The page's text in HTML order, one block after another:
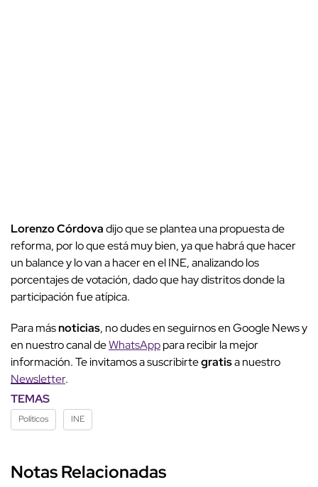
Lorenzo Córdovadijo que se plantea una propuesta de
reforma, por lo que está muy bien, ya que habrá que hacer
un balance y lo van a hacer en el INE, analizando los
porcentajes de votación, dado que hay distritos donde la
participación fue atípica.
Para másnoticias, no dudes en seguirnos en Google News y
en nuestro canal deWhatsApppara recibir la mejor
información. Te invitamos a suscribirtegratisa nuestro
Newsletter.
TEMAS
Políticos INE
Notas Relacionadas